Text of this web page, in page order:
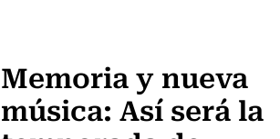
Memoria y nueva
música: Así será la